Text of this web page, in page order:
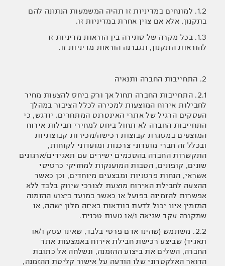
1.2. למונחים במדיניות זו תהיה המשמעות הנתונה להם
בתקנון, אלא אם צוין אחרת במדיניות זו.
1.3. בכל מקרה של סתירה בין הוראות מדיניות זו
להוראות התקנון, תגברנה הוראות מדיניות זו.
2. התחייבות החברה ותנאיה
2.1. התחייבות החברה תחול אך ורק ביחס להצעות מחיר
לחבילות אירוח המוצעות למכירה לכלל הציבור במהלך
העסקים הרגיל של אתרי האינטרנט המתחרים. יודגש, כי
התחייבות החברה לא תחול ביחס למחירי חבילות אירוח
המוצעים במסגרת קבוצות רכישה/מכירות קבוצתיות
ובכלל זה חברי מועדוני צרכנות ומועדוני לקוחות,
התקשרות החברה בהסכמים ישירים עם תאגידים/ארגונים
שונים, קופונים, הטבות המוענקות למחזיקי כרטיסי
אשראי, הנחות פרטניות ומבצעים מיוחדים, וכן כאשר
ההצעה לחבילת האירוח מוצעת לצורכי שיווק בלבד ללא
אפשרות להזמינה בפועל או כאשר במועד ביצוע ההזמנה
המזמין אינו יכול לדעת בוודאות באיזה מלון ישהה, או
שמקורה עקב שגיאה ו/או טעות טכנית.
2.2. משתמש (שהינו אדם פרטי בלבד, שאינו עסק ו/או
תאגיד) שביצע רכישת חבילת אירוח באמצעות אתר
החברה, השלים את ביצוע ההזמנה, ונשלחה אל כתובת
הדואר האלקטרוני שלו הודעה על אישור קליטת ההזמנה,